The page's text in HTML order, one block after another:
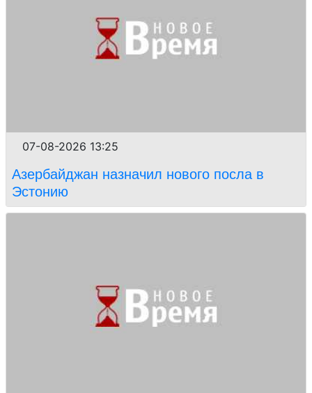
07-08-2026 13:25
Азербайджан назначил нового посла в
Эстонию